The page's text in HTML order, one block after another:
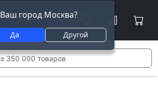
Ваш город Москва?
Да Другой